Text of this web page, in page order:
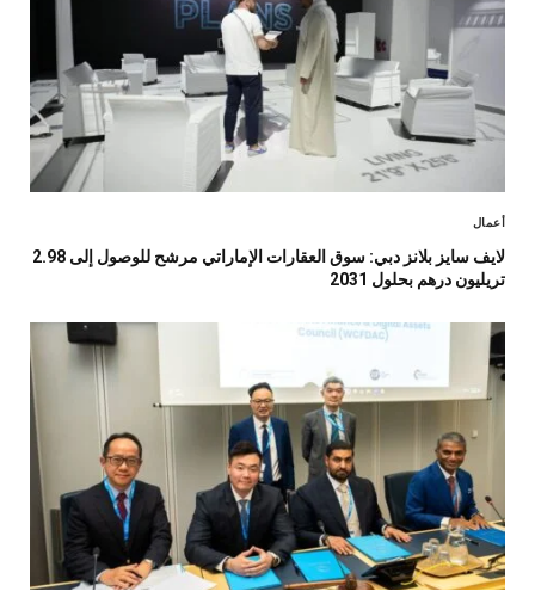
أعمال
لايف سايز بلانز دبي: سوق العقارات الإماراتي مرشح للوصول إلى 2.98
تريليون درهم بحلول 2031